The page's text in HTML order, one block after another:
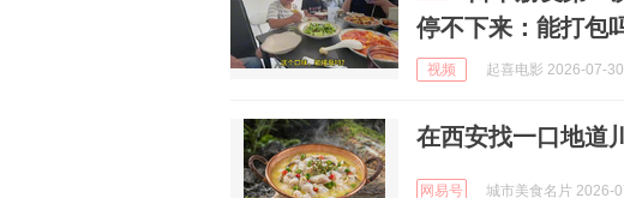
停不下来：能打包
视频 起喜电影 2026-07-30
在西安找一口地道
网易号 城市美食名片 2026-